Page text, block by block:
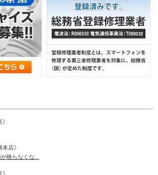
店》
映らなくな...